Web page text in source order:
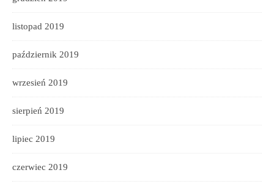
listopad 2019
październik 2019
wrzesień 2019
sierpień 2019
lipiec 2019
czerwiec 2019